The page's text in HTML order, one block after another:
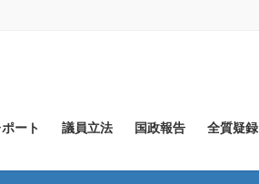
ート 議員立法 国政報告 全質疑録